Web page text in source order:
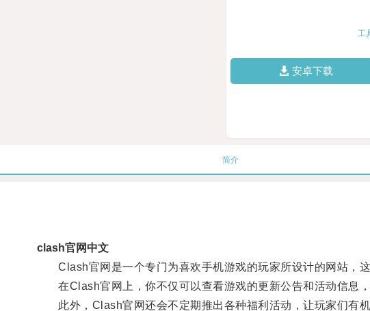
工
安卓下载
简介
clash官网中文
Clash官网是一个专门为喜欢手机游戏的玩家所设计的网站，这
在Clash官网上，你不仅可以查看游戏的更新公告和活动信息，
此外，Clash官网还会不定期推出各种福利活动，让玩家们有机